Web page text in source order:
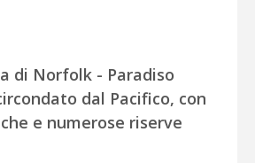
di Norfolk - Paradiso
dal Pacifico, con
e numerose riserve